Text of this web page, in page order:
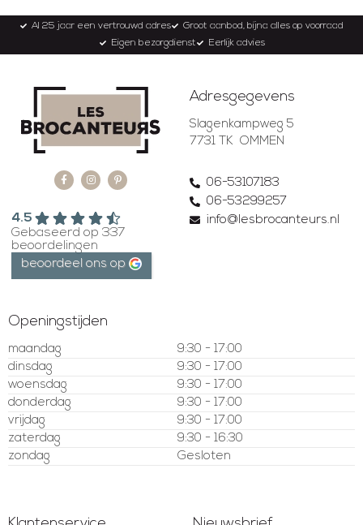
Al 25 jaar een vertrouwd adres
Groot aanbod, bijna alles op voorraad
Eigen bezorgdienst
Eerlijk advies
4.5
Gebaseerd op 337
beoordelingen
beoordeel ons op
Adresgegevens
Slagenkampweg 5
7731 TK OMMEN
06-53107183
06-53299257
info@lesbrocanteurs.nl
Openingstijden
maandag
9:30 - 17:00
dinsdag
9:30 - 17:00
woensdag
9:30 - 17:00
donderdag
9:30 - 17:00
vrijdag
9:30 - 17:00
zaterdag
9:30 - 16:30
zondag
Gesloten